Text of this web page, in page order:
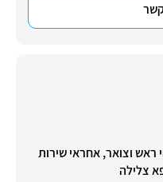
ראש וצואר, אחראי שירות
צלילה